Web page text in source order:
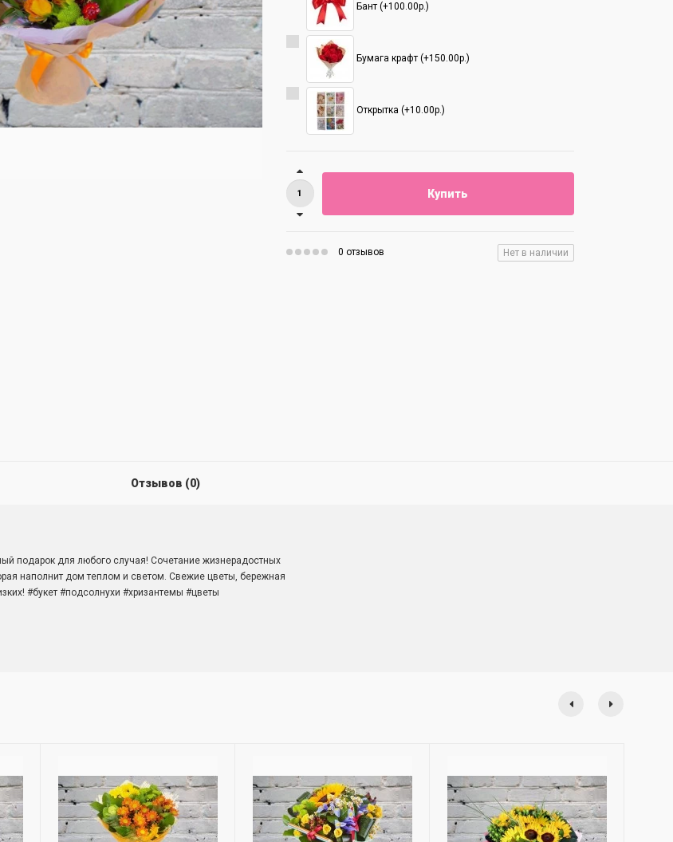
Бант (+100.00р.)
Бумага крафт (+150.00р.)
Открытка (+10.00р.)
Купить
0 отзывов Нет в наличии
Отзывов (0)
подарок для любого случая! Сочетание жизнерадостных
наполнит дом теплом и светом. Свежие цветы, бережная
#букет #подсолнухи #хризантемы #цветы